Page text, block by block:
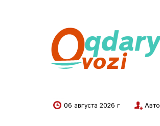
06 августа 2026 г